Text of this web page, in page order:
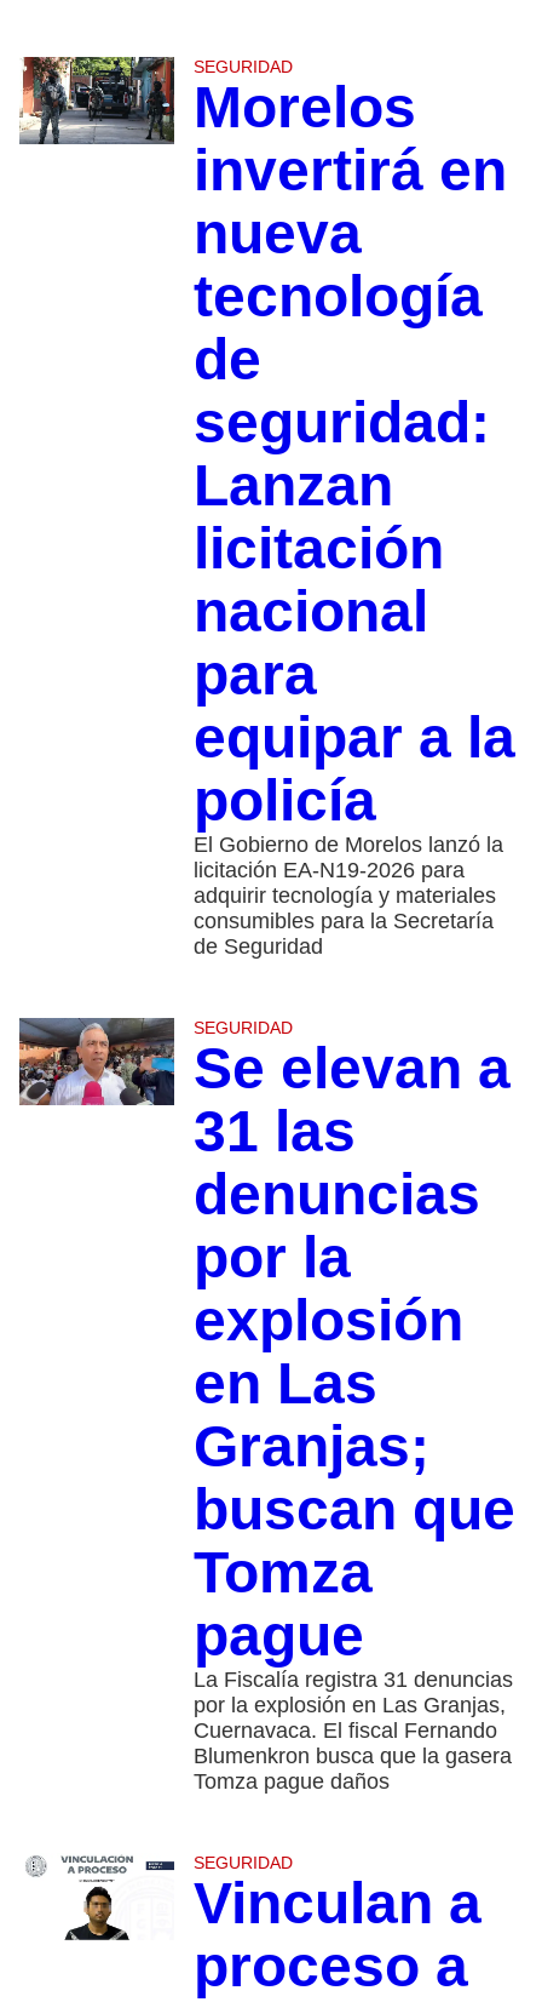
SEGURIDAD
Morelos
invertirá en
nueva
tecnología
de
seguridad:
Lanzan
licitación
nacional
para
equipar a la
policía
El Gobierno de Morelos lanzó la
licitación EA-N19-2026 para
adquirir tecnología y materiales
consumibles para la Secretaría
de Seguridad
SEGURIDAD
Se elevan a
31 las
denuncias
por la
explosión
en Las
Granjas;
buscan que
Tomza
pague
La Fiscalía registra 31 denuncias
por la explosión en Las Granjas,
Cuernavaca. El fiscal Fernando
Blumenkron busca que la gasera
Tomza pague daños
SEGURIDAD
Vinculan a
proceso a